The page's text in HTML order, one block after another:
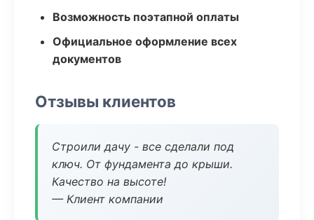
Возможность поэтапной оплаты
Официальное оформление всех
документов
Отзывы клиентов
Строили дачу - все сделали под
ключ. От фундамента до крыши.
Качество на высоте!
— Клиент компании